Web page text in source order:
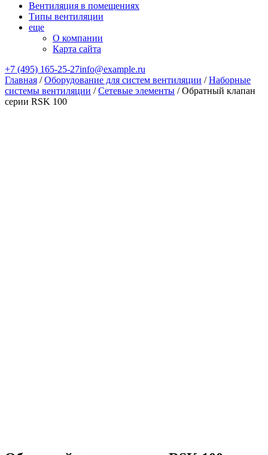
Вентиляция в помещениях
Типы вентиляции
еще
О компании
Карта сайта
+7 (495) 165-25-27info@example.ru
Главная /Оборудование для систем вентиляции /Наборные
системы вентиляции /Сетевые элементы / Обратный клапан
серии RSK 100